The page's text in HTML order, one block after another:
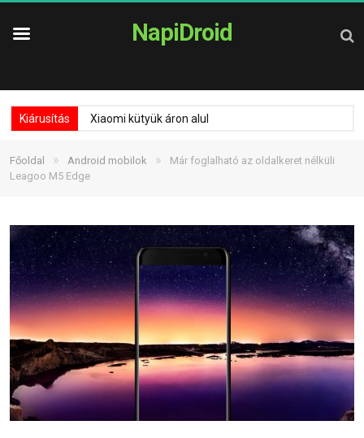
NapiDroid
Kiárusítás Xiaomi kütyük áron alul
Főoldal » Android mobilok »
Már foglalható az oldalkeret nélküli
Leagoo M5 Edge